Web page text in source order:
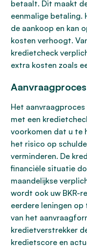
betaalt. Dit maakt
eenmalige betaling.
de aankoop en kan
kosten verhoogt.
kredietcheck
extra kosten zoals
Het
met een
voorkomen dat u te
het risico op
verminderen. De
financiële situatie
maandelijkse
wordt ook uw BKR-
eerdere leningen op
van het
kredietverstrekker
kredietscore en